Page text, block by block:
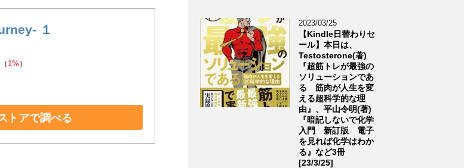
１
1% ）
トアで調べる
2023/03/25
【Kindle日替わりセ
ール】本日は、
Testosterone(著)
『超筋トレが最強の
ソリューションであ
る 筋肉が人生を変
える超科学的な理
由』、平山令明(著)
『暗記しないで化学
入門 新訂版 電子
を見れば化学はわか
る』など3冊
[23/3/25]